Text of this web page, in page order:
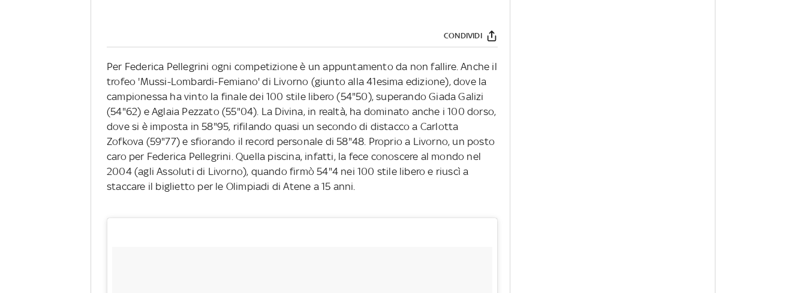
CONDIVIDI
Per Federica Pellegrini ogni competizione è un appuntamento da non fallire. Anche il
trofeo 'Mussi-Lombardi-Femiano' di Livorno (giunto alla 41esima edizione), dove la
campionessa ha vinto la finale dei 100 stile libero (54"50), superando Giada Galizi
(54"62) e Aglaia Pezzato (55"04). La Divina, in realtà, ha dominato anche i 100 dorso,
dove si è imposta in 58"95, rifilando quasi un secondo di distacco a Carlotta
Zofkova (59"77) e sfiorando il record personale di 58"48. Proprio a Livorno, un posto
caro per Federica Pellegrini. Quella piscina, infatti, la fece conoscere al mondo nel
2004 (agli Assoluti di Livorno), quando firmò 54"4 nei 100 stile libero e riuscì a
staccare il biglietto per le Olimpiadi di Atene a 15 anni.